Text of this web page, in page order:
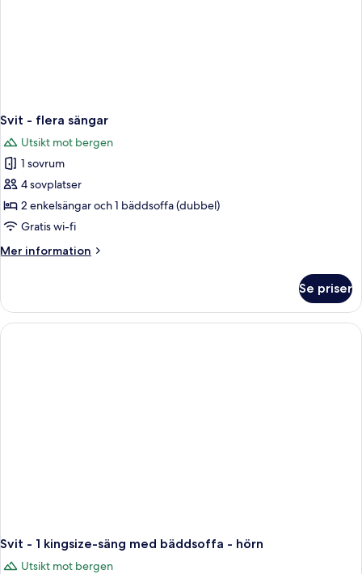
Svit - flera sängar
Utsikt mot bergen
1 sovrum
4 sovplatser
2 enkelsängar och 1 bäddsoffa (dubbel)
Gratis wi-fi
Mer information
Mer
-
flera
sängar
Se priser
Svit - 1 kingsize-säng med bäddsoffa - hörn
Utsikt mot bergen